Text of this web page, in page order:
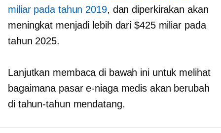
miliar pada tahun 2019, dan diperkirakan akan
meningkat menjadi lebih dari $425 miliar pada
tahun 2025.
Lanjutkan membaca di bawah ini untuk melihat
bagaimana pasar e-niaga medis akan berubah
di tahun-tahun mendatang.